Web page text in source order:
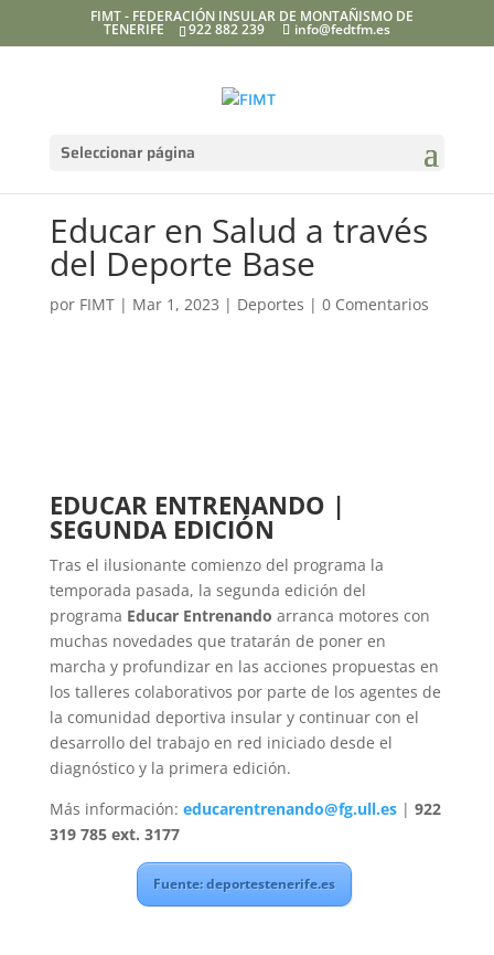
FIMT - FEDERACIÓN INSULAR DE MONTAÑISMO DE
TENERIFE 922 882 239 info@fedtfm.es
Seleccionar página
Educar en Salud a través
del Deporte Base
por FIMT| Mar 1, 2023 | Deportes | 0 Comentarios
EDUCAR ENTRENANDO |
SEGUNDA EDICIÓN
Tras el ilusionante comienzo del programa la
temporada pasada, la segunda edición del
programa Educar Entrenando arranca motores con
muchas novedades que tratarán de poner en
marcha y profundizar en las acciones propuestas en
los talleres colaborativos por parte de los agentes de
la comunidad deportiva insular y continuar con el
desarrollo del trabajo en red iniciado desde el
diagnóstico y la primera edición.
Más información: educarentrenando@fg.ull.es| 922
319 785 ext. 3177
Fuente: deportestenerife.es